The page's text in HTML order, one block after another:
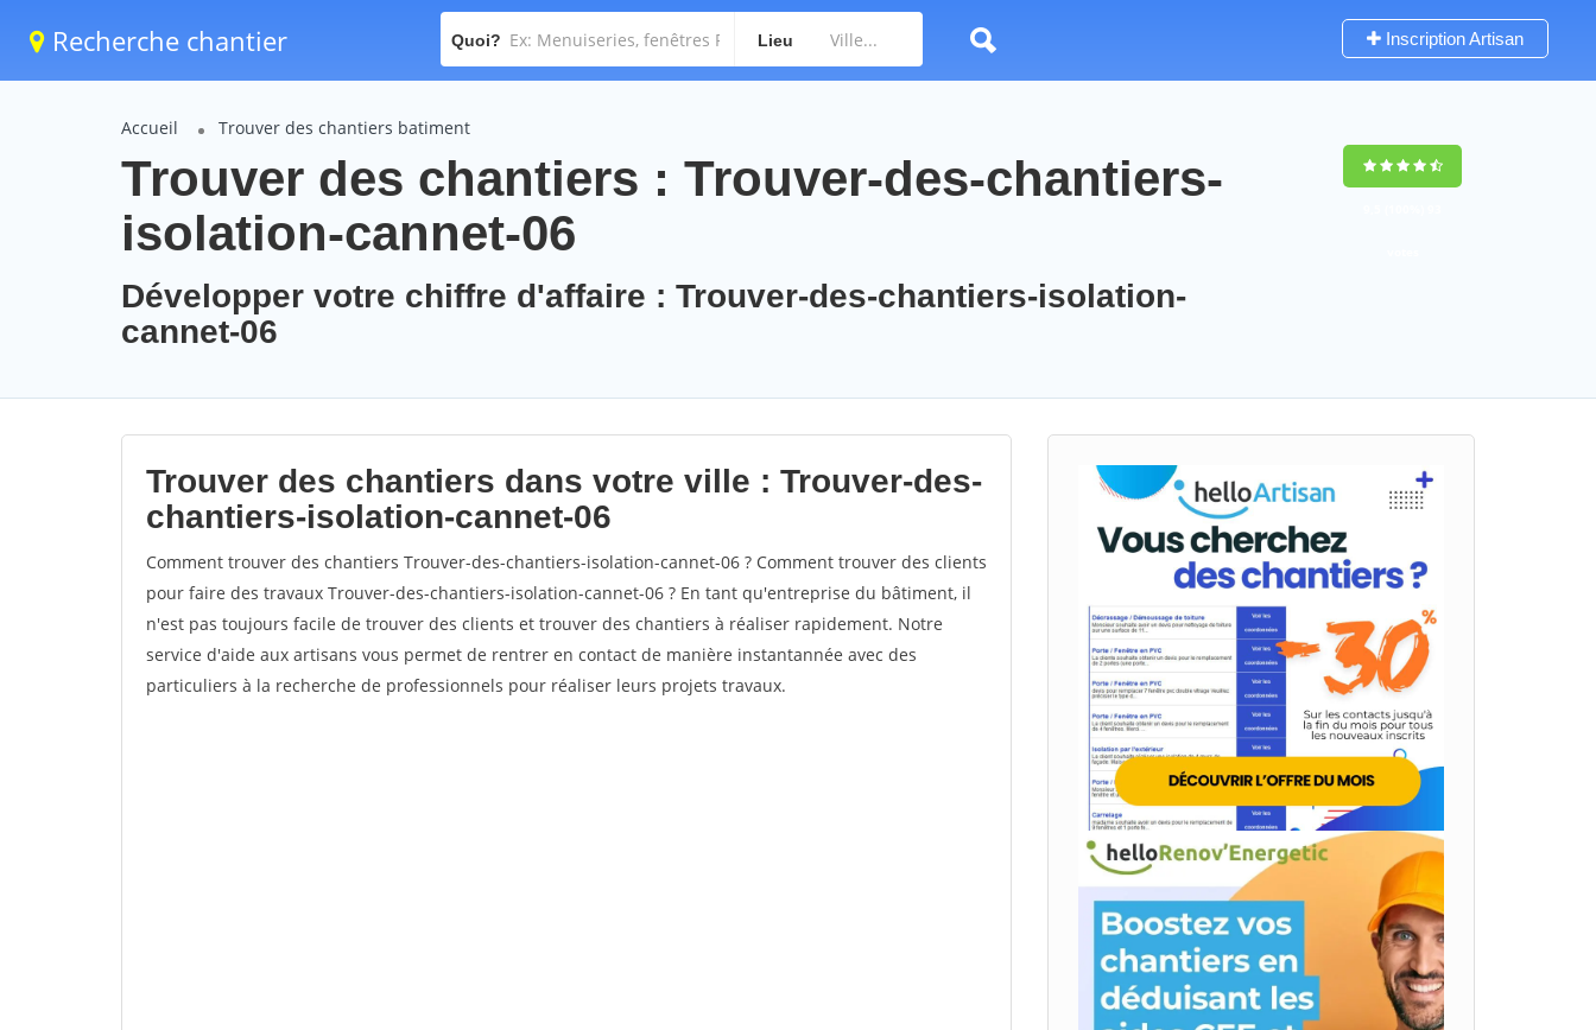
Recherche chantier Quoi? Lieu Inscription Artisan
Accueil Trouver des chantiers batiment
Trouver des chantiers : Trouver-des-chantiers-
isolation-cannet-06
Développer votre chiffre d'affaire : Trouver-des-chantiers-isolation-
cannet-06
Trouver des chantiers dans votre ville : Trouver-des-
chantiers-isolation-cannet-06
Comment trouver des chantiers Trouver-des-chantiers-isolation-cannet-06 ? Comment trouver des clients
pour faire des travaux Trouver-des-chantiers-isolation-cannet-06 ? En tant qu'entreprise du bâtiment, il
n'est pas toujours facile de trouver des clients et trouver des chantiers à réaliser rapidement. Notre
service d'aide aux artisans vous permet de rentrer en contact de manière instantannée avec des
particuliers à la recherche de professionnels pour réaliser leurs projets travaux.